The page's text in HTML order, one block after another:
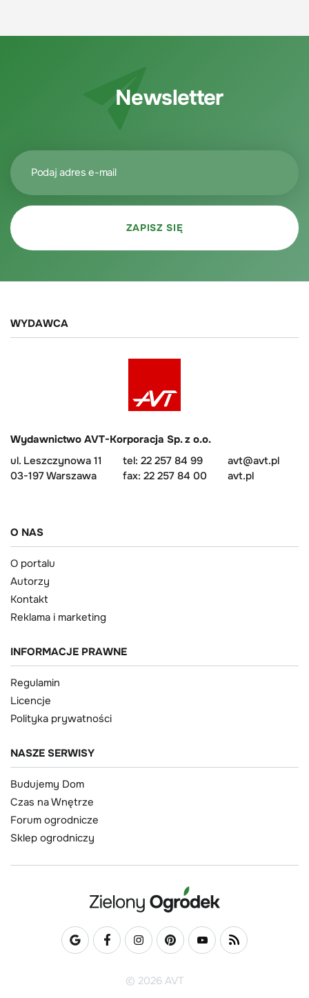
Newsletter
WYDAWCA
Wydawnictwo AVT-Korporacja Sp. z o.o.
ul. Leszczynowa 11
03-197 Warszawa
tel: 22 257 84 99
fax: 22 257 84 00
avt@avt.pl
avt.pl
O NAS
O portalu
Autorzy
Kontakt
Reklama i marketing
INFORMACJE PRAWNE
Regulamin
Licencje
Polityka prywatności
NASZE SERWISY
Budujemy Dom
Czas na Wnętrze
Forum ogrodnicze
Sklep ogrodniczy
© 2026 AVT